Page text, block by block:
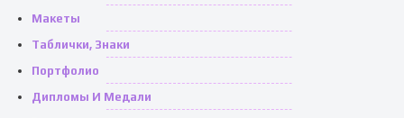
Макеты
Таблички, Знаки
Портфолио
Дипломы И Медали